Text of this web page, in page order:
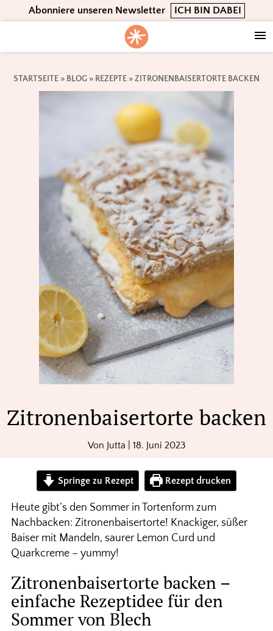
to
navigation
to
content
to
Abonniere unseren Newsletter ICH BIN DABEI
STARTSEITE » BLOG » REZEPTE »ZITRONENBAISERTORTE BACKEN
Zitronenbaisertorte backen
Von Jutta 18. Juni 2023
Springe zu Rezept Rezept drucken
Heute gibt’s den Sommer in Tortenform zum
Nachbacken: Zitronenbaisertorte! Knackiger, süßer
Baiser mit Mandeln, saurer Lemon Curd und
Quarkcreme – yummy!
Zitronenbaisertorte backen –
einfache Rezeptidee für den
Sommer von Blech